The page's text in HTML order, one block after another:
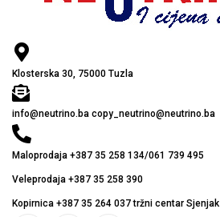
Klosterska 30, 75000 Tuzla
info@neutrino.ba copy_neutrino@neutrino.ba
Maloprodaja +387 35 258 134/061 739 495
Veleprodaja +387 35 258 390
Kopirnica +387 35 264 037 tržni centar Sjenjak